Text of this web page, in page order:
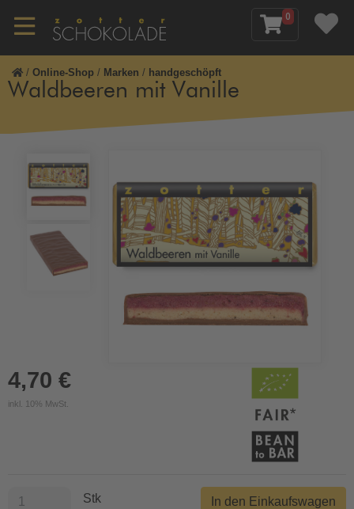
0
/ Online-Shop / Marken / handgeschöpft
Waldbeeren mit Vanille
4,70 €
inkl. 10% MwSt.
Stk In den Einkaufswagen